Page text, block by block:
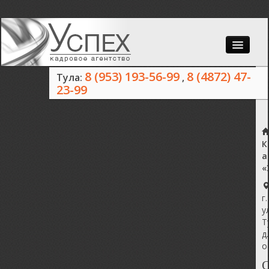
Тула: 8 (953) 193-56-99 , 8 (4872) 47-
23-99
СОИСКАТЕЛЮ
РАБОТОДАТЕЛЮ
Главная